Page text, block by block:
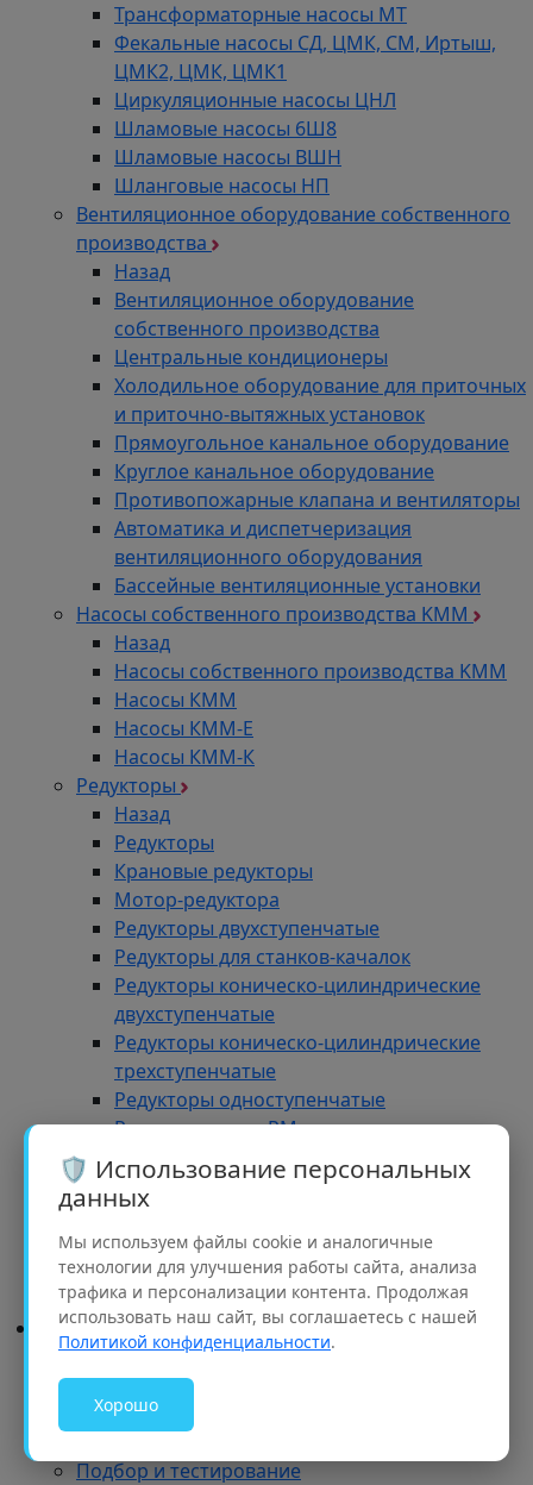
🛡️ Использование персональных
данных
Мы используем файлы cookie и аналогичные
технологии для улучшения работы сайта, анализа
трафика и персонализации контента. Продолжая
использовать наш сайт, вы соглашаетесь с нашей
Политикой конфиденциальности.
Хорошо
Трансформаторные насосы МТ
Фекальные насосы СД, ЦМК, СМ, Иртыш,
ЦМК2, ЦМК, ЦМК1
Циркуляционные насосы ЦНЛ
Шламовые насосы 6Ш8
Шламовые насосы ВШН
Шланговые насосы НП
Вентиляционное оборудование собственного
производства
Назад
Вентиляционное оборудование
собственного производства
Центральные кондиционеры
Холодильное оборудование для приточных
и приточно-вытяжных установок
Прямоугольное канальное оборудование
Круглое канальное оборудование
Противопожарные клапана и вентиляторы
Автоматика и диспетчеризация
вентиляционного оборудования
Бассейные вентиляционные установки
Насосы собственного производства KMM
Назад
Насосы собственного производства KMM
Насосы КММ
Насосы КММ-Е
Насосы КММ-К
Редукторы
Назад
Редукторы
Крановые редукторы
Мотор-редуктора
Редукторы двухступенчатые
Редукторы для станков-качалок
Редукторы коническо-цилиндрические
двухступенчатые
Редукторы коническо-цилиндрические
трехступенчатые
Редукторы одноступенчатые
Редукторы типа РМ
Редукторы трехступенчатые
Редукторы ЦДН
Редукторы цилиндрические
двухступенчатые
Редукторы червячные
Сервис
Назад
Сервис
Условия гарантии
Подбор и тестирование